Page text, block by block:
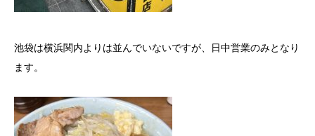
池袋は横浜関内よりは並んでいないですが、日中営業のみとなり
ます。